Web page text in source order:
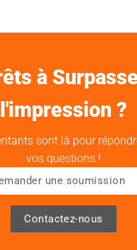
à
l'impression ?
sont là pour
vos questions !
une soumission
Contactez-nous